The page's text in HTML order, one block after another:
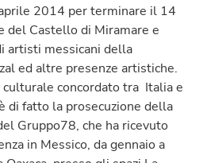
2014 per terminare il 14
del Castello di Miramare e
artisti messicani della
ed altre presenze artistiche.
culturale concordato tra Italia e
di fatto la prosecuzione della
Gruppo78, che ha ricevuto
in Messico, da gennaio a